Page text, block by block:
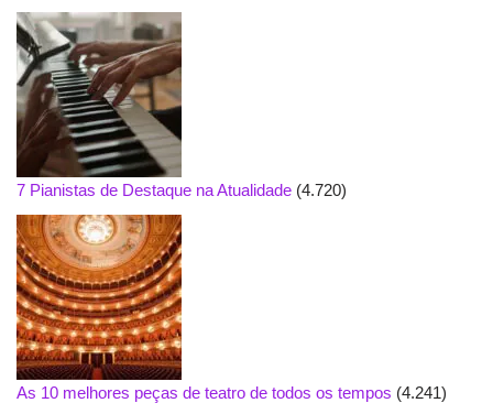
7 Pianistas de Destaque na Atualidade (4.720)
As 10 melhores peças de teatro de todos os tempos (4.241)